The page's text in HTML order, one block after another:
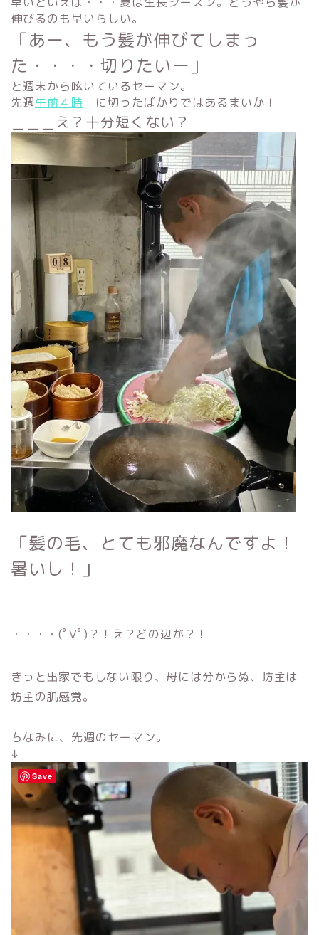
伸びるのも早いらしい。
「あー、もう髪が伸びてしまっ
た ・・・・切りたいー」
と週末から呟いているセーマン。
先週午前４時 に切ったばかりではあるまいか！
＿＿＿え？十分短くない？
「髪の毛、とても邪魔なんですよ！
暑いし！」
・・・・(ﾟ∀ﾟ)？！え？どの辺が？！
きっと出家でもしない限り、母には分からぬ、坊主は
坊主の肌感覚。
ちなみに、先週のセーマン。
↓
Save